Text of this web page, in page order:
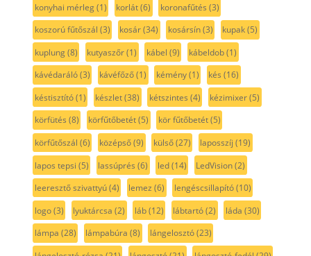
konyhai mérleg(1) korlát(6) koronafűtés (3)
koszorú fűtőszál (3) kosár(34) kosársín(3) kupak(5)
kuplung(8) kutyaszőr(1) kábel (9) kábeldob(1)
kávédaráló(3) kávéfőző(1) kémény(1) kés (16)
késtisztító(1) készlet(38) kétszintes (4) kézimixer(5)
körfütés (8) körfűtőbetét(5) kör fűtőbetét(5)
körfűtőszál (6) középső(9) külső(27) laposszíj (19)
lapos tepsi (5) lassúprés (6) led(14) LedVision(2)
leeresztő szivattyú(4) lemez (6) lengéscsillapító(10)
logo(3) lyuktárcsa (2) láb(12) lábtartó(2) láda (30)
lámpa (28) lámpabúra (8) lángelosztó(23)